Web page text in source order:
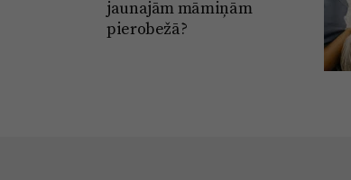
jaunajām māmiņām
pierobežā?